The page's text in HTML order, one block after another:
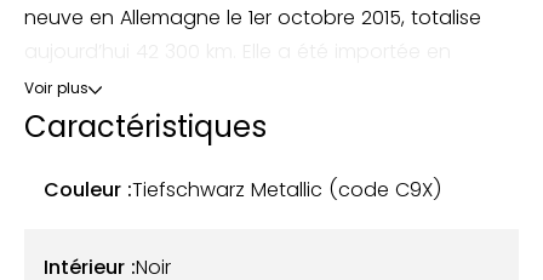
neuve en Allemagne le 1er octobre 2015, totalise
France, où elle a changé de propriétaire en avril
2025.
Présentée dans la teinte Tiefschwarz Metallic
Voir plus
Caractéristiques
Couleur :Tiefschwarz Metallic (code C9X)
Intérieur :Noir